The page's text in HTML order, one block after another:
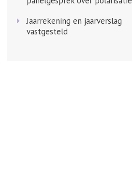
Jaarrekening en jaarverslag
vastgesteld